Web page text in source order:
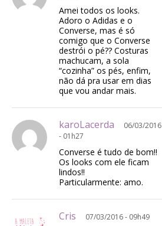
Amei todos os looks.
Adoro o Adidas e o
Converse, mas é só
comigo que o Converse
destrói o pé?? Costuras
machucam, a sola
“cozinha” os pés, enfim,
não dá pra usar em dias
que vou andar mais.
karoLacerda
06/03/2016
- 01h27
Converse é tudo de bom!!
Os looks com ele ficam
lindos!!
Particularmente: amo.
Cris 07/03/2016 - 09h49